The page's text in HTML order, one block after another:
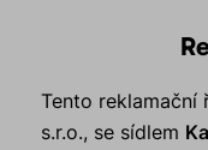
Tento reklamační
s.r.o., se sídlem